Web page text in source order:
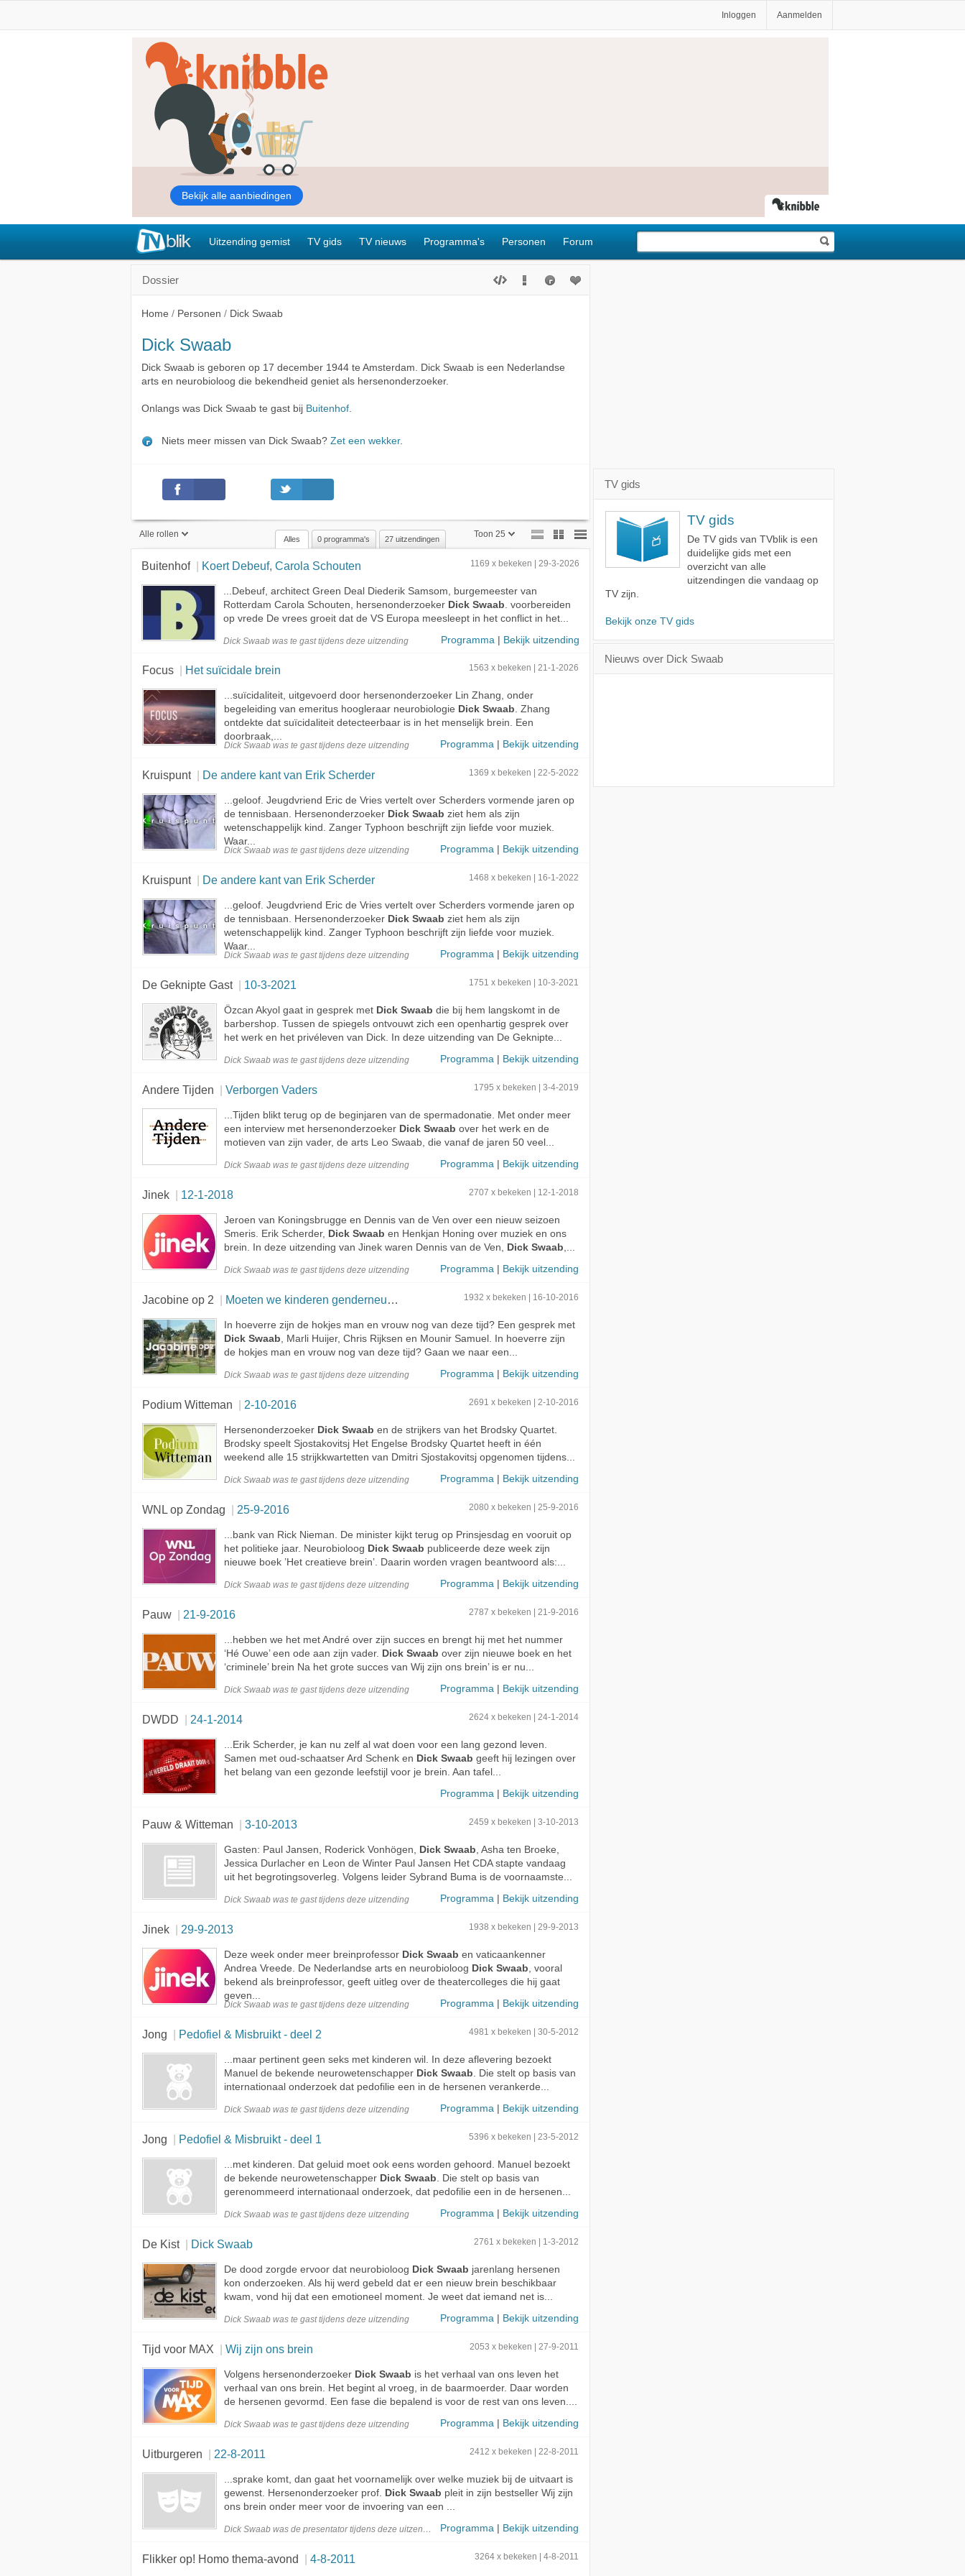
Inloggen Aanmelden
Uitzending gemist TV gids TV nieuws Programma's Personen Forum
Dossier
Home / Personen / Dick Swaab
Dick Swaab
Dick Swaab is geboren op 17 december 1944 te Amsterdam. Dick Swaab is een Nederlandse
arts en neurobioloog die bekendheid geniet als hersenonderzoeker.
Onlangs was Dick Swaab te gast bij Buitenhof
Niets meer missen van Dick Swaab? Zet een wekker.
Alle rollen
Alle rollen
Presentator
Gast
Onderwerp
Toon 25
Toon 75
Alles 0 programma's 27 uitzendingen
Buitenhof Koert Debeuf, Carola Schouten 1169 x bekeken | 29-3-2026
...Debeuf, architect Green Deal Diederik Samsom, burgemeester van
Rotterdam Carola Schouten, hersenonderzoeker Dick Swaab . voorbereiden
op vrede De vrees groeit dat de VS Europa meesleept in het conflict in het...
Dick Swaab was te gasttijdens deze uitzending Programma | Bekijk uitzending
Focus Het suïcidale brein 1563 x bekeken | 21-1-2026
...suïcidaliteit, uitgevoerd door hersenonderzoeker Lin Zhang, onder
begeleiding van emeritus hoogleraar neurobiologie Dick Swaab . Zhang
ontdekte dat suïcidaliteit detecteerbaar is in het menselijk brein. Een
doorbraak,...
Dick Swaab was te gasttijdens deze uitzending Programma | Bekijk uitzending
Kruispunt De andere kant van Erik Scherder 1369 x bekeken | 22-5-2022
...geloof. Jeugdvriend Eric de Vries vertelt over Scherders vormende jaren op
de tennisbaan. Hersenonderzoeker Dick Swaab ziet hem als zijn
wetenschappelijk kind. Zanger Typhoon beschrijft zijn liefde voor muziek.
Waar...
Dick Swaab was te gasttijdens deze uitzending Programma | Bekijk uitzending
Kruispunt De andere kant van Erik Scherder 1468 x bekeken | 16-1-2022
...geloof. Jeugdvriend Eric de Vries vertelt over Scherders vormende jaren op
de tennisbaan. Hersenonderzoeker Dick Swaab ziet hem als zijn
wetenschappelijk kind. Zanger Typhoon beschrijft zijn liefde voor muziek.
Waar...
Dick Swaab was te gasttijdens deze uitzending Programma | Bekijk uitzending
De Geknipte Gast 10-3-2021 1751 x bekeken | 10-3-2021
Özcan Akyol gaat in gesprek met Dick Swaab die bij hem langskomt in de
barbershop. Tussen de spiegels ontvouwt zich een openhartig gesprek over
het werk en het privéleven van Dick. In deze uitzending van De Geknipte...
Dick Swaab was te gasttijdens deze uitzending Programma | Bekijk uitzending
Andere Tijden Verborgen Vaders 1795 x bekeken | 3-4-2019
...Tijden blikt terug op de beginjaren van de spermadonatie. Met onder meer
een interview met hersenonderzoeker Dick Swaab over het werk en de
motieven van zijn vader, de arts Leo Swaab, die vanaf de jaren 50 veel...
Dick Swaab was te gasttijdens deze uitzending Programma | Bekijk uitzending
Jinek 12-1-2018 2707 x bekeken | 12-1-2018
Jeroen van Koningsbrugge en Dennis van de Ven over een nieuw seizoen
Smeris. Erik Scherder, Dick Swaab en Henkjan Honing over muziek en ons
brein. In deze uitzending van Jinek waren Dennis van de Ven, Dick Swaab
Dick Swaab was te gasttijdens deze uitzending Programma | Bekijk uitzending
Jacobine op 2 Moeten we kinderen genderneutraal opvoeden? 1932 x bekeken | 16-10-2016
In hoeverre zijn de hokjes man en vrouw nog van deze tijd? Een gesprek met
Dick Swaab , Marli Huijer, Chris Rijksen en Mounir Samuel. In hoeverre zijn
de hokjes man en vrouw nog van deze tijd? Gaan we naar een...
Dick Swaab was te gasttijdens deze uitzending Programma | Bekijk uitzending
Podium Witteman 2-10-2016 2691 x bekeken | 2-10-2016
Hersenonderzoeker Dick Swaab en de strijkers van het Brodsky Quartet.
Brodsky speelt Sjostakovitsj Het Engelse Brodsky Quartet heeft in één
weekend alle 15 strijkkwartetten van Dmitri Sjostakovitsj opgenomen tijdens...
Dick Swaab was te gasttijdens deze uitzending Programma | Bekijk uitzending
WNL op Zondag 25-9-2016 2080 x bekeken | 25-9-2016
...bank van Rick Nieman. De minister kijkt terug op Prinsjesdag en vooruit op
het politieke jaar. Neurobioloog Dick Swaab publiceerde deze week zijn
nieuwe boek ’Het creatieve brein’. Daarin worden vragen beantwoord als:...
Dick Swaab was te gasttijdens deze uitzending Programma | Bekijk uitzending
Pauw 21-9-2016 2787 x bekeken | 21-9-2016
...hebben we het met André over zijn succes en brengt hij met het nummer
‘Hé Ouwe’ een ode aan zijn vader. Dick Swaab over zijn nieuwe boek en het
‘criminele’ brein Na het grote succes van Wij zijn ons brein’ is er nu...
Dick Swaab was te gasttijdens deze uitzending Programma | Bekijk uitzending
DWDD 24-1-2014 2624 x bekeken | 24-1-2014
...Erik Scherder, je kan nu zelf al wat doen voor een lang gezond leven.
Samen met oud-schaatser Ard Schenk en Dick Swaab geeft hij lezingen over
het belang van een gezonde leefstijl voor je brein. Aan tafel...
Programma | Bekijk uitzending
Pauw & Witteman 3-10-2013 2459 x bekeken | 3-10-2013
Gasten: Paul Jansen, Roderick Vonhögen, Dick Swaab , Asha ten Broeke,
Jessica Durlacher en Leon de Winter Paul Jansen Het CDA stapte vandaag
uit het begrotingsoverleg. Volgens leider Sybrand Buma is de voornaamste...
Dick Swaab was te gasttijdens deze uitzending Programma | Bekijk uitzending
Jinek 29-9-2013 1938 x bekeken | 29-9-2013
Deze week onder meer breinprofessor Dick Swaab en vaticaankenner
Andrea Vreede. De Nederlandse arts en neurobioloog Dick Swaab , vooral
bekend als breinprofessor, geeft uitleg over de theatercolleges die hij gaat
geven...
Dick Swaab was te gasttijdens deze uitzending Programma | Bekijk uitzending
Jong Pedofiel & Misbruikt - deel 2 4981 x bekeken | 30-5-2012
...maar pertinent geen seks met kinderen wil. In deze aflevering bezoekt
Manuel de bekende neurowetenschapper Dick Swaab . Die stelt op basis van
internationaal onderzoek dat pedofilie een in de hersenen verankerde...
Dick Swaab was te gasttijdens deze uitzending Programma | Bekijk uitzending
Jong Pedofiel & Misbruikt - deel 1 5396 x bekeken | 23-5-2012
...met kinderen. Dat geluid moet ook eens worden gehoord. Manuel bezoekt
de bekende neurowetenschapper Dick Swaab . Die stelt op basis van
gerenommeerd internationaal onderzoek, dat pedofilie een in de hersenen...
Dick Swaab was te gasttijdens deze uitzending Programma | Bekijk uitzending
De Kist Dick Swaab 2761 x bekeken | 1-3-2012
De dood zorgde ervoor dat neurobioloog Dick Swaab jarenlang hersenen
kon onderzoeken. Als hij werd gebeld dat er een nieuw brein beschikbaar
kwam, vond hij dat een emotioneel moment. Je weet dat iemand net is...
Dick Swaab was te gasttijdens deze uitzending Programma | Bekijk uitzending
Tijd voor MAX Wij zijn ons brein 2053 x bekeken | 27-9-2011
Volgens hersenonderzoeker Dick Swaab is het verhaal van ons leven het
verhaal van ons brein. Het begint al vroeg, in de baarmoerder. Daar worden
de hersenen gevormd. Een fase die bepalend is voor de rest van ons leven....
Dick Swaab was te gasttijdens deze uitzending Programma | Bekijk uitzending
Uitburgeren 22-8-2011 2412 x bekeken | 22-8-2011
...sprake komt, dan gaat het voornamelijk over welke muziek bij de uitvaart is
gewenst. Hersenonderzoeker prof. Dick Swaab pleit in zijn bestseller Wij zijn
ons brein onder meer voor de invoering van een ...
Dick Swaab was de presentatortijdens deze uitzending Programma | Bekijk uitzending
Flikker op! Homo thema-avond 4-8-2011 3264 x bekeken | 4-8-2011
TV gids
TV gids
De TV gids van TVblik is een
duidelijke gids met een
overzicht van alle
uitzendingen die vandaag op
TV zijn.
Bekijk onze TV gids
Nieuws over Dick Swaab